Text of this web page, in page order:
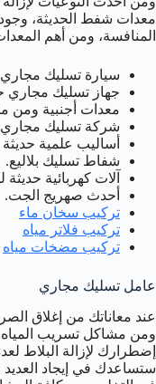
معدات شفط الحديثة،
المنافسة، ومن أهم
سيارة تسليك
جهاز تسليك مجاري
معدات أجنبية ومن
شركة تسليك مجاري
أساليب علمية حديثة
شفاط تسليك بلاليع.
آلات كهربائية
أحدث صهريج الجت.
تركيب سخان ماء
تركيب فلاتر مياه
تركيب مضخات مياه
عامل تسليك مجاري
عند معاناتك من إغلاق
ومن مشاكل تسريب المياه
إضطرارك لإزالة البلاط
ستساعدك في إيجاد العديد